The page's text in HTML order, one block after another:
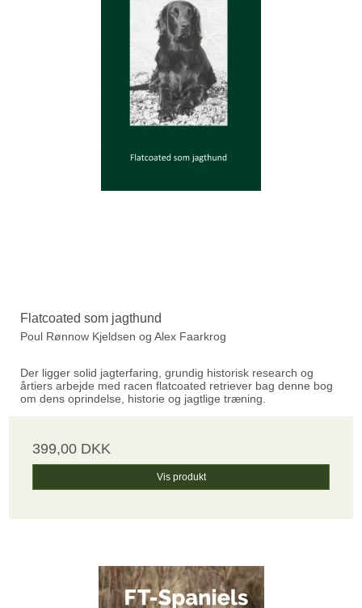
Flatcoated som jagthund
Poul Rønnow Kjeldsen og Alex Faarkrog
Der ligger solid jagterfaring, grundig historisk research og
årtiers arbejde med racen flatcoated retriever bag denne bog
om dens oprindelse, historie og jagtlige træning.
399,00 DKK
Vis produkt